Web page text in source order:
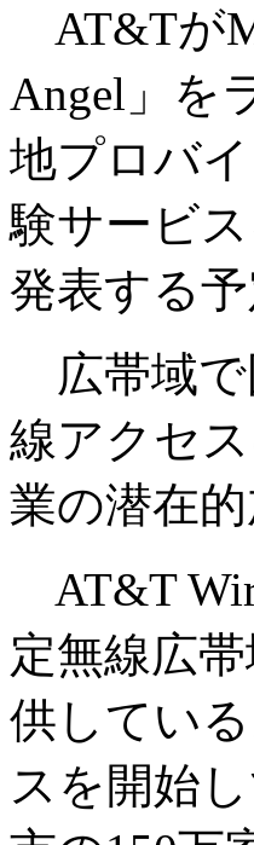
AT&Tが
Angel」を
地プロバ
験サービ
発表する予
広帯域で
線アクセ
業の潜在
AT&T
定無線広
供してい
スを開始